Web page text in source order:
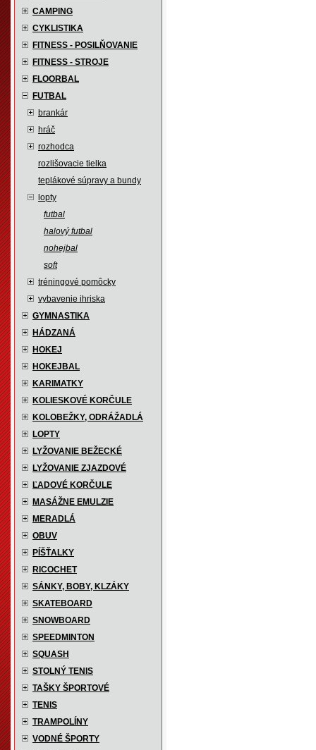
CAMPING
CYKLISTIKA
FITNESS - POSILŇOVANIE
FITNESS - STROJE
FLOORBAL
FUTBAL
brankár
hráč
rozhodca
rozlišovacie tielka
teplákové súpravy a bundy
lopty
futbal
halový futbal
nohejbal
soft
tréningové pomôcky
vybavenie ihriska
GYMNASTIKA
HÁDZANÁ
HOKEJ
HOKEJBAL
KARIMATKY
KOLIESKOVÉ KORČULE
KOLOBEŽKY, ODRÁŽADLÁ
LOPTY
LYŽOVANIE BEŽECKÉ
LYŽOVANIE ZJAZDOVÉ
ĽADOVÉ KORČULE
MASÁŽNE EMULZIE
MERADLÁ
OBUV
PÍŠŤALKY
RICOCHET
SÁNKY, BOBY, KLZÁKY
SKATEBOARD
SNOWBOARD
SPEEDMINTON
SQUASH
STOLNÝ TENIS
TAŠKY ŠPORTOVÉ
TENIS
TRAMPOLÍNY
VODNÉ ŠPORTY